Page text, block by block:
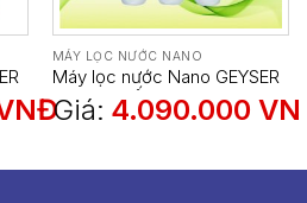
MÁY LỌC NƯỚC NANO
Máy lọc nước Nano GEYSER
TK6 – 6 CẤP LỌC
Giá: 4.090.000